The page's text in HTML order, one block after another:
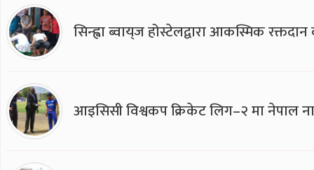
सिन्ह्वा ब्वाय्‌ज होस्टेलद्वारा आकस्मिक
आइसिसी विश्वकप क्रिकेट लिग–२ मा नेपाल